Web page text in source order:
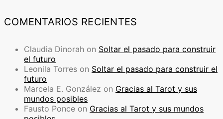
COMENTARIOS RECIENTES
Claudia Dinorah on Soltar el pasado para construir
el futuro
Leonila Torres on Soltar el pasado para construir el
futuro
Marcela E. González on Gracias al Tarot y sus
mundos posibles
Fausto Ponce on Gracias al Tarot y sus mundos